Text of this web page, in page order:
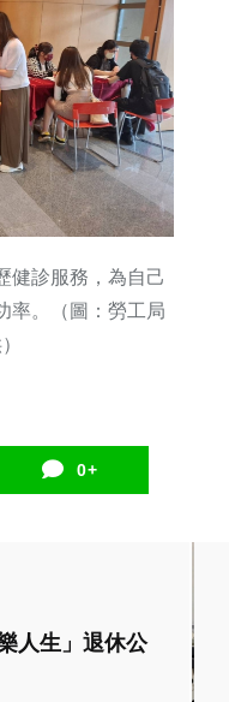
健診服務，為自己
率。（圖：勞工局
0+
人生」退休公